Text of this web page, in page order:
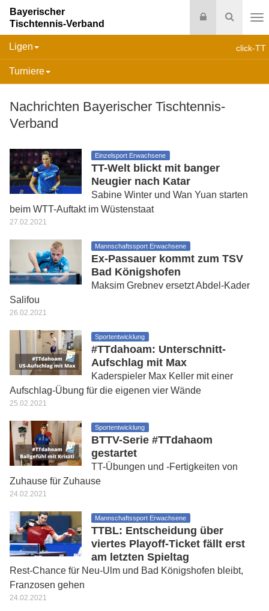
Suche
Login
Bayerischer
Tischtennis-Verband
click-TT
Ligen
Turniere
Nachrichten Bayerischer Tischtennis-
Verband
Einzelsport Erwachsene
TT-Welt blickt mit banger
Neugier nach Katar
Sabine Winter und Wan Yuan starten
beim WTT-Auftakt im Wüstenstaat
27.02.2021
Mannschaftssport Erwachsene
Ex-Passauer kommt zum TSV
Bad Königshofen
Maksim Grebnev ersetzt Abdel-Kader
Salifou
26.02.2021
Sportentwicklung
#TTdahoam: Unterschnitt-
Aufschlag mit Max
Kaderspieler Max Keller mit einer
Aufschlag-Übung für die eigenen vier Wände
25.02.2021
Sportentwicklung
BTTV-Serie #TTdahaom
gestartet
TT-Übungen und -Fertigkeiten von
Zuhause für Zuhause
24.02.2021
Mannschaftssport Erwachsene
TTBL: Entscheidung über
viertes Playoff-Ticket fällt erst
am letzten Spieltag
Rest-Chance für Neu-Ulm und Bad Königshofen bleibt,
Franzosen gehen
24.02.2021